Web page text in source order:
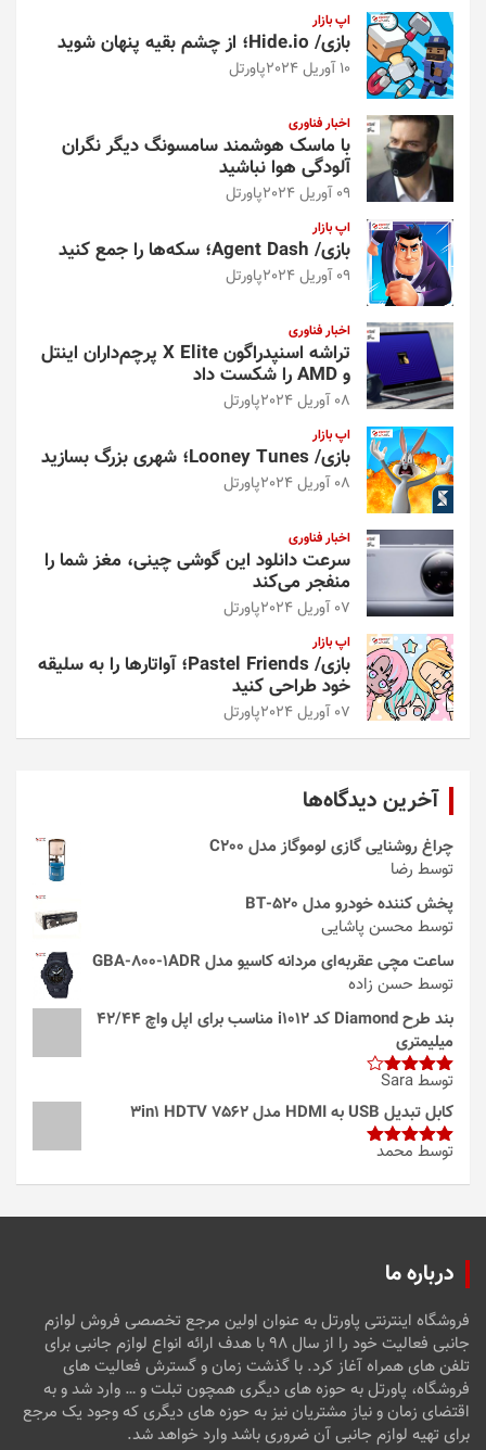
اپ بازار
بازی/ Hide.io؛ از چشم بقیه پنهان شوید
10 آوریل 2024 پاورتل
اخبار فناوری
با ماسک هوشمند سامسونگ دیگر نگران
آلودگی هوا نباشید
09 آوریل 2024 پاورتل
اپ بازار
بازی/ Agent Dash؛ سکه‌ها را جمع کنید
09 آوریل 2024 پاورتل
اخبار فناوری
تراشه اسنپدراگون X Elite پرچم‌داران اینتل
و AMD را شکست داد
08 آوریل 2024 پاورتل
اپ بازار
بازی/ Looney Tunes؛ شهری بزرگ بسازید
08 آوریل 2024 پاورتل
اخبار فناوری
سرعت دانلود این گوشی چینی، مغز شما را
منفجر می‌کند
07 آوریل 2024 پاورتل
اپ بازار
بازی/ Pastel Friends؛ آواتارها را به سلیقه
خود طراحی کنید
07 آوریل 2024 پاورتل
آخرین دیدگاه‌ها
چراغ روشنایی گازی لوموگاز مدل C200
توسط رضا
پخش کننده خودرو مدل 520-BT
توسط محسن پاشایی
ساعت مچی عقربه‌ای مردانه کاسیو مدل GBA-800-1ADR
توسط حسن زاده
بند طرح Diamond کد i1012 مناسب برای اپل واچ 42/44
میلیمتری
امتیاز4
از 5
توسط Sara
کابل تبدیل USB به HDMI مدل 3in1 HDTV 7562
امتیاز5از
توسط محمد
درباره ما
فروشگاه اینترنتی پاورتل به عنوان اولین مرجع تخصصی فروش لوازم
جانبی فعالیت خود را از سال ۹۸ با هدف ارائه انواع لوازم جانبی برای
تلفن های همراه آغاز کرد. با گذشت زمان و گسترش فعالیت های
فروشگاه، پاورتل به حوزه های دیگری همچون تبلت و … وارد شد و به
اقتضای زمان و نیاز مشتریان نیز به حوزه های دیگری که وجود یک مرجع
برای تهیه لوازم جانبی آن ضروری باشد وارد خواهد شد.